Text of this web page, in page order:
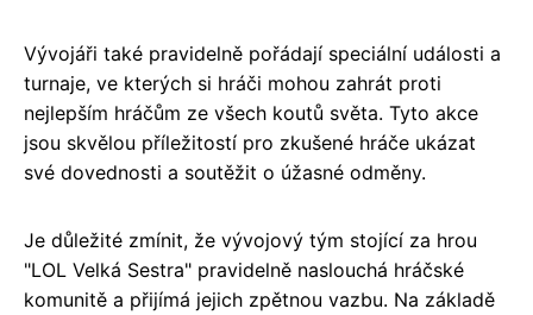
Vývojáři také pravidelně pořádají speciální události a
turnaje, ve kterých si hráči mohou zahrát proti
nejlepším hráčům ze všech koutů světa. Tyto akce
jsou skvělou příležitostí pro zkušené hráče ukázat
své dovednosti a soutěžit o úžasné odměny.
Je důležité zmínit, že vývojový tým stojící za hrou
"LOL Velká Sestra" pravidelně naslouchá hráčské
komunitě a přijímá jejich zpětnou vazbu. Na základě